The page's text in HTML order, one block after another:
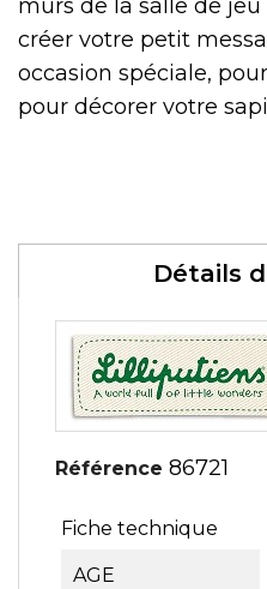
murs de la salle de jeu
créer votre petit
occasion spéciale,
pour décorer votre
Détails
Référence 86721
Fiche technique
AGE